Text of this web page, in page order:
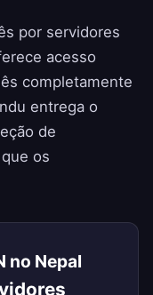
por servidores
acesso
completamente
entrega o
de
os
no Nepal